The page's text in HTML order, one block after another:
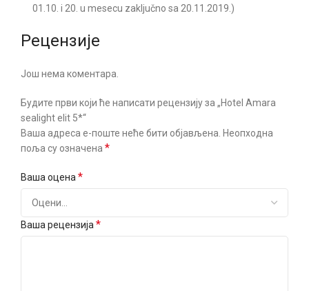
01.10. i 20. u mesecu zaključno sa 20.11.2019.)
Рецензије
Још нема коментара.
Будите први који ће написати рецензију за „Hotel Amara
sealight elit 5*“
Ваша адреса е-поште неће бити објављена. Неопходна
поља су означена *
Ваша оцена*
Ваша рецензија*